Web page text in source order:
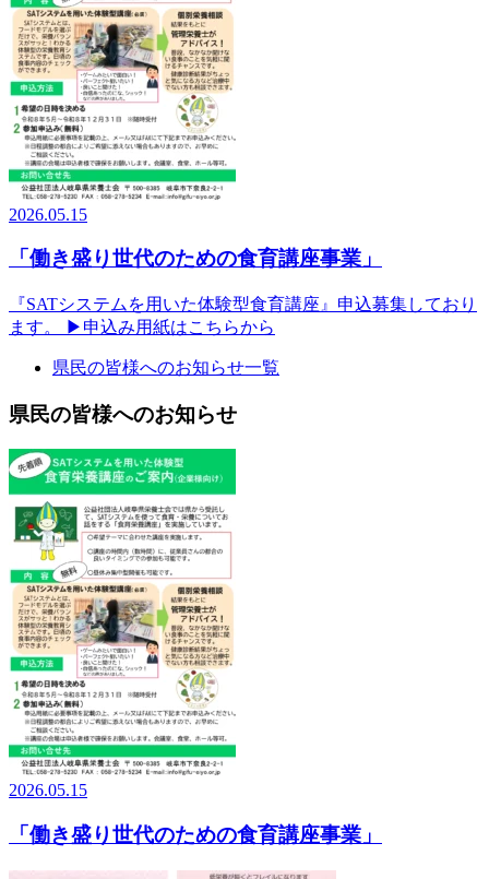
2026.05.15
「働き盛り世代のための食育講座事業」
『SATシステムを用いた体験型食育講座』申込募集しており
ます。 ▶申込み用紙はこちらから
県民の皆様へのお知らせ一覧
県民の皆様へのお知らせ
2026.05.15
「働き盛り世代のための食育講座事業」